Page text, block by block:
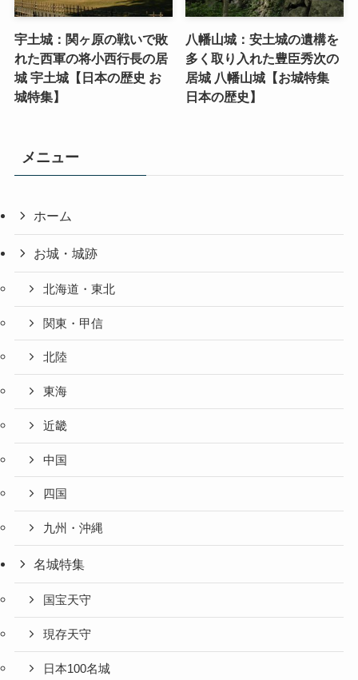
宇土城：関ヶ原の戦いで敗
れた西軍の将小西行長の居
城 宇土城【日本の歴史 お
城特集】
八幡山城：安土城の遺構を
多く取り入れた豊臣秀次の
居城 八幡山城【お城特集
日本の歴史】
メニュー
ホーム
お城・城跡
北海道・東北
関東・甲信
北陸
東海
近畿
中国
四国
九州・沖縄
名城特集
国宝天守
現存天守
日本100名城